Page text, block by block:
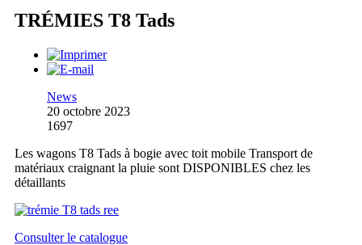
TRÉMIES T8 Tads
News
20 octobre 2023
1697
Les wagons T8 Tads à bogie avec toit mobile Transport de
matériaux craignant la pluie sont DISPONIBLES chez les
détaillants
Consulter le catalogue